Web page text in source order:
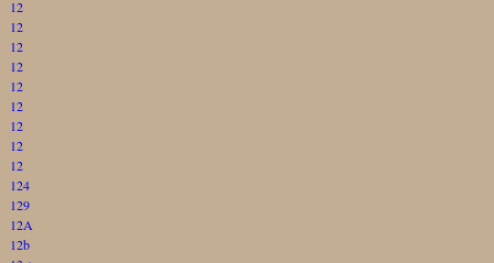
12
12
12
12
12
12
12
12
12
124
129
12A
12b